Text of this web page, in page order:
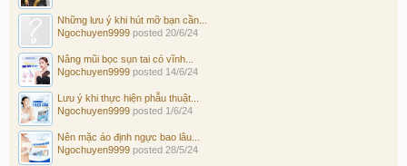
Những lưu ý khi hút mỡ bạn cần...
Ngochuyen9999 posted 20/6/24
Nâng mũi bọc sụn tai có vĩnh...
Ngochuyen9999 posted 14/6/24
Lưu ý khi thực hiện phẫu thuật...
Ngochuyen9999 posted 1/6/24
Nên mặc áo định ngực bao lâu...
Ngochuyen9999 posted 28/5/24